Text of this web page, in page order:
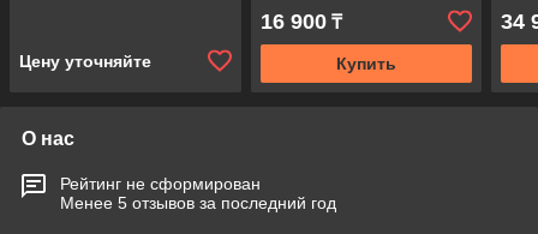
Цену уточняйте
16 900₸
Купить
34
О нас
Рейтинг не сформирован
Менее 5 отзывов за последний год